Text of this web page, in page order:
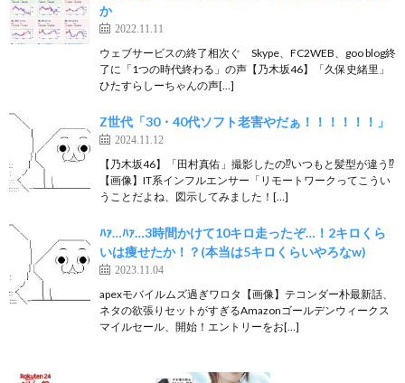
か
2022.11.11
ウェブサービスの終了相次ぐ Skype、FC2WEB、goo blog終
了に「1つの時代終わる」の声【乃木坂46】「久保史緒里」
ひたすらしーちゃんの声[…]
Z世代「30・40代ソフト老害やだぁ！！！！！！」
2024.11.12
【乃木坂46】「田村真佑」撮影したの⁉︎いつもと髪型が違う⁉︎
【画像】IT系インフルエンサー「リモートワークってこうい
うことだよね、図示してみました！[…]
ﾊｧ…ﾊｧ…3時間かけて10キロ走ったぞ…！2キロくら
いは痩せたか！？(本当は5キロくらいやろなw)
2023.11.04
apexモバイルムズ過ぎワロタ【画像】テコンダー朴最新話、
ネタの欲張りセットがすぎるAmazonゴールデンウィークス
マイルセール、開始！エントリーをお[…]